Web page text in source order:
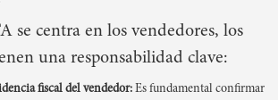
se centra en los vendedores, los
una responsabilidad clave:
fiscal del vendedor: Es fundamental confirmar